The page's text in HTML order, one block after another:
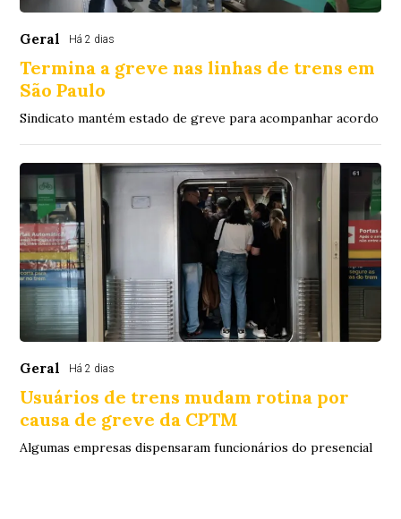
Geral Há 2 dias
Termina a greve nas linhas de trens em
São Paulo
Sindicato mantém estado de greve para acompanhar acordo
Geral Há 2 dias
Usuários de trens mudam rotina por
causa de greve da CPTM
Algumas empresas dispensaram funcionários do presencial